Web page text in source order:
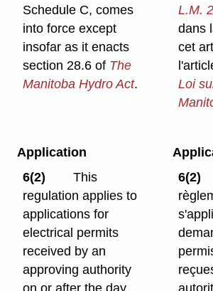
Schedule C, comes
into force except
insofar as it enacts
section 28.6 of The
Manitoba Hydro Act.
L.M.
dans
cet
Loi
Application
6(2)
This
regulation applies to
applications for
electrical permits
received by an
approving authority
on or after the day
6(2)